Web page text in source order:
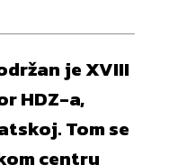
je XVIII
HDZ-a,
Tom se
centru